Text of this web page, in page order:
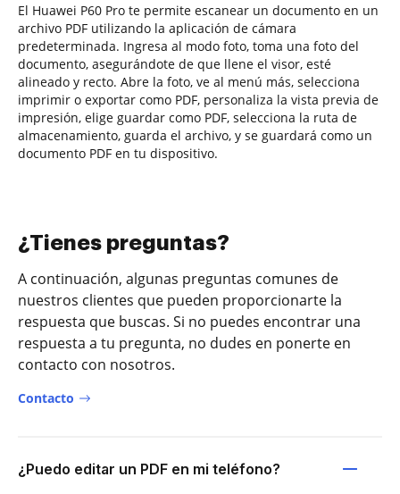
El Huawei P60 Pro te permite escanear un documento en un
archivo PDF utilizando la aplicación de cámara
predeterminada. Ingresa al modo foto, toma una foto del
documento, asegurándote de que llene el visor, esté
alineado y recto. Abre la foto, ve al menú más, selecciona
imprimir o exportar como PDF, personaliza la vista previa de
impresión, elige guardar como PDF, selecciona la ruta de
almacenamiento, guarda el archivo, y se guardará como un
documento PDF en tu dispositivo.
¿Tienes preguntas?
A continuación, algunas preguntas comunes de
nuestros clientes que pueden proporcionarte la
respuesta que buscas. Si no puedes encontrar una
respuesta a tu pregunta, no dudes en ponerte en
contacto con nosotros.
Contacto
¿Puedo editar un PDF en mi teléfono?